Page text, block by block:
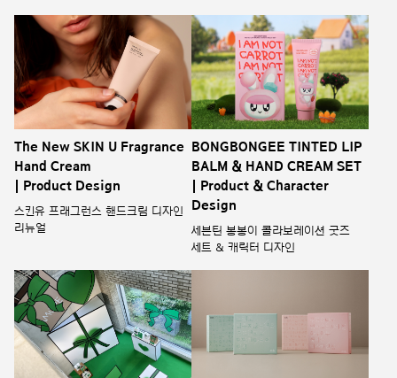
The New SKIN U Fragrance
Hand Cream
| Product Design
스킨유 프래그런스 핸드크림 디자인
리뉴얼
BONGBONGEE TINTED LIP
BALM & HAND CREAM SET
| Product & Character
Design
세븐틴 봉봉이 콜라보레이션 굿즈
세트 & 캐릭터 디자인